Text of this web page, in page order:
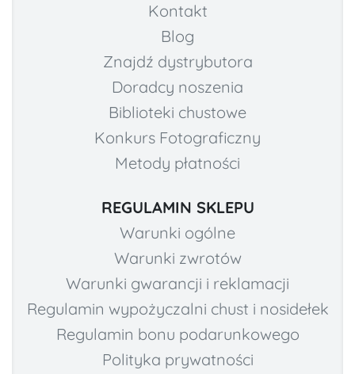
Kontakt
Blog
Znajdź dystrybutora
Doradcy noszenia
Biblioteki chustowe
Konkurs Fotograficzny
Metody płatności
REGULAMIN SKLEPU
Warunki ogólne
Warunki zwrotów
Warunki gwarancji i reklamacji
Regulamin wypożyczalni chust i nosidełek
Regulamin bonu podarunkowego
Polityka prywatności